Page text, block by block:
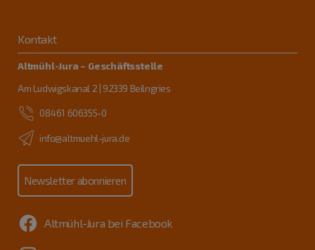
Kontakt
Altmühl-Jura – Geschäftsstelle
Am Ludwigskanal 2 | 92339 Beilngries
08461 606355-0
info@altmuehl-jura.de
Newsletter abonnieren
Altmühl-Jura bei Facebook